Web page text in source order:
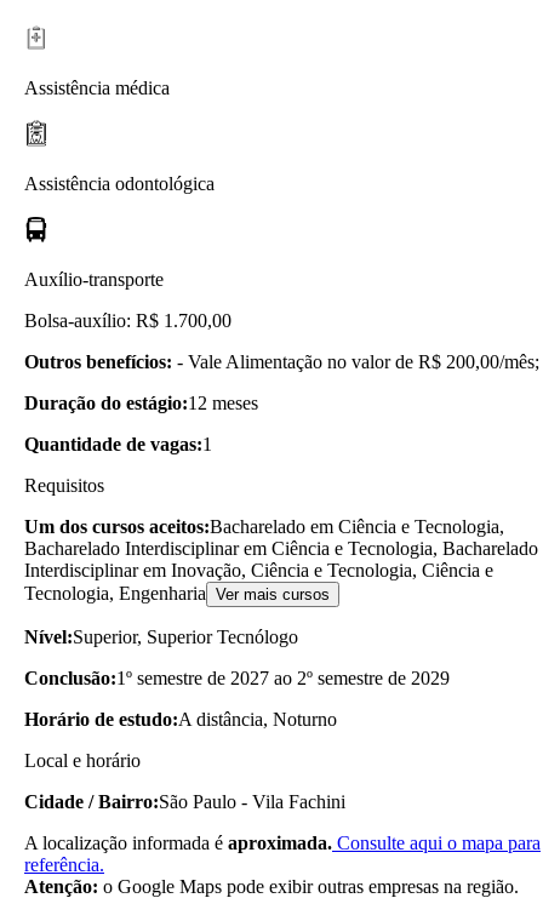
Assistência médica
Assistência odontológica
Auxílio-transporte
Bolsa-auxílio: R$ 1.700,00
Outros benefícios: - Vale Alimentação no valor de R$ 200,00/mês;
Duração do estágio:12 meses
Quantidade de vagas:1
Requisitos
Um dos cursos aceitos:Bacharelado em Ciência e Tecnologia,
Bacharelado Interdisciplinar em Ciência e Tecnologia, Bacharelado
Interdisciplinar em Inovação, Ciência e Tecnologia, Ciência e
Tecnologia, Engenharia Ver mais cursos
Nível:Superior, Superior Tecnólogo
Conclusão:1º semestre de 2027 ao 2º semestre de 2029
Horário de estudo:A distância, Noturno
Local e horário
Cidade / Bairro:São Paulo - Vila Fachini
A localização informada é aproximada. Consulte aqui o mapa para
referência.
Atenção: o Google Maps pode exibir outras empresas na região.